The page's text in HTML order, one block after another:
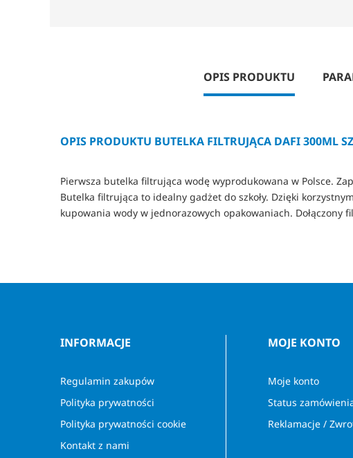
OPIS PRODUKTU
OPIS PRODUKTU BUTELKA FILTRUJĄCA DAFI 300ML
Pierwsza butelka filtrująca wodę wyprodukowana w Polsce.
Butelka filtrująca to idealny gadżet do szkoły. Dzięki
kupowania wody w jednorazowych opakowaniach. Dołączony
INFORMACJE
Regulamin zakupów
Polityka prywatności
Polityka prywatności cookie
Kontakt z nami
MOJE KONTO
Moje konto
Status
Reklamacje /